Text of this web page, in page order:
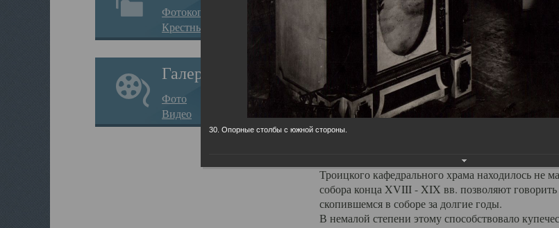
Фотокопии дел
Крестные ходы
Галерея
Фото
Видео
Один из самых больших и светлых соборов
портового города с отраженными в ней
архангелогородской школы церковного зодчества.
Масштабность, благолепие и богатство собора,
заслуженно выделяя из многочисленных
иконостас украшенный колоннами ионического
царскими вратами, изящным фронтоном и
собой поистине художественную ценность. В
шитьем, многочисленными предметами
неповторимый красочный ансамбль
поражающий воображение своих посетителей.
Троицкого кафедрального храма находилось не
собора конца XVIII - XIX вв. позволяют
скопившемся в соборе за долгие годы.
В немалой степени этому способствовало
30. Опорные столбы с южной стороны.